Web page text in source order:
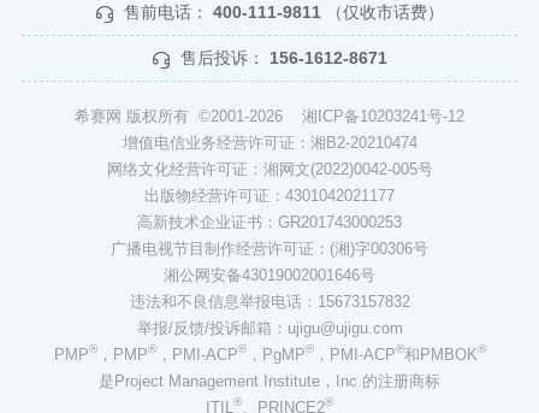
售前电话： 400-111-9811 （仅收市话费）
售后投诉： 156-1612-8671
希赛网 版权所有 ©2001-2026 湘ICP备10203241号-12
增值电信业务经营许可证：湘B2-20210474
网络文化经营许可证：湘网文(2022)0042-005号
出版物经营许可证：4301042021177
高新技术企业证书：GR201743000253
广播电视节目制作经营许可证：(湘)字00306号
湘公网安备43019002001646号
违法和不良信息举报电话：15673157832
举报/反馈/投诉邮箱：ujigu@ujigu.com
PMP®，PMP®，PMI-ACP®，PgMP®，PMI-ACP®和PMBOK®
是Project Management Institute，Inc.的注册商标
ITIL®、PRINCE2®